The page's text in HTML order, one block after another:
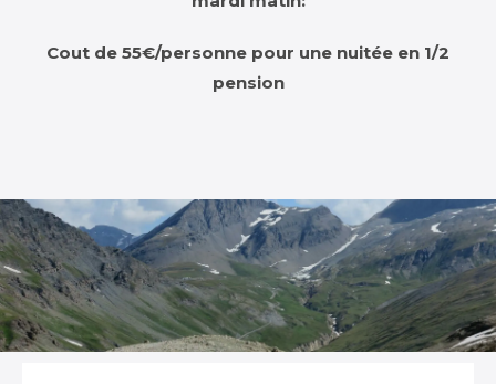
Cout de 55€/personne pour une nuitée en 1/2
pension